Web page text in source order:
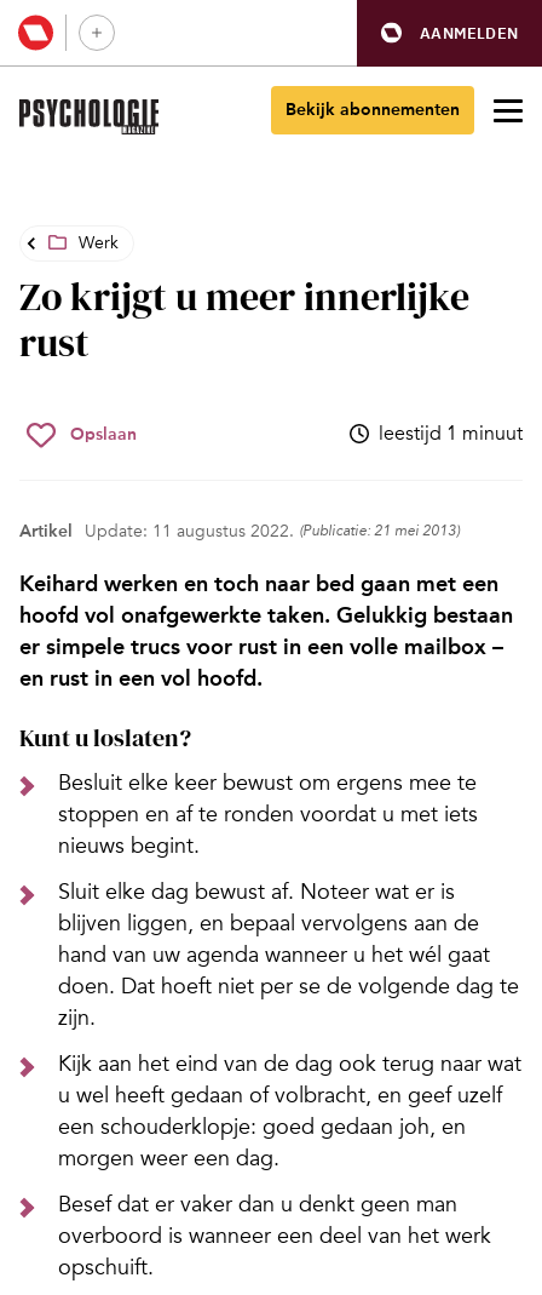
AANMELDEN
Bekijk abonnementen
Werk
Zo krijgt u meer innerlijke
rust
Opslaan leestijd 1 minuut
Artikel Update: 11 augustus 2022. (Publicatie: 21 mei 2013)
Keihard werken en toch naar bed gaan met een
hoofd vol onafgewerkte taken. Gelukkig bestaan
er simpele trucs voor rust in een volle mailbox –
en rust in een vol hoofd.
Kunt u loslaten?
Besluit elke keer bewust om ergens mee te
stoppen en af te ronden voordat u met iets
nieuws begint.
Sluit elke dag bewust af. Noteer wat er is
blijven liggen, en bepaal vervolgens aan de
hand van uw agenda wanneer u het wél gaat
doen. Dat hoeft niet per se de volgende dag te
zijn.
Kijk aan het eind van de dag ook terug naar wat
u wel heeft gedaan of volbracht, en geef uzelf
een schouderklopje: goed gedaan joh, en
morgen weer een dag.
Besef dat er vaker dan u denkt geen man
overboord is wanneer een deel van het werk
opschuift.